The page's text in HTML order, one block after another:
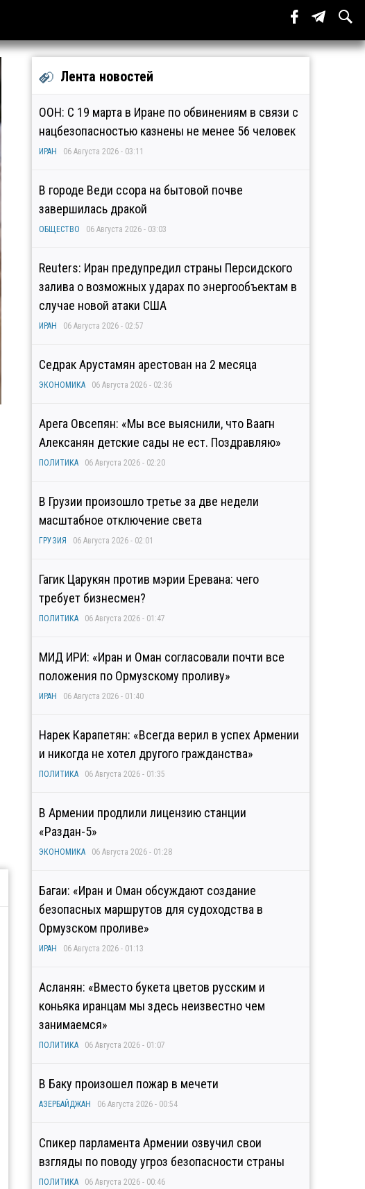
Лента новостей
ООН: С 19 марта в Иране по обвинениям в связи с
нацбезопасностью казнены не менее 56 человек
ИРАН 06 Августа 2026 - 03:11
В городе Веди ссора на бытовой почве
завершилась дракой
ОБЩЕСТВО 06 Августа 2026 - 03:03
Reuters: Иран предупредил страны Персидского
залива о возможных ударах по энергообъектам в
случае новой атаки США
ИРАН 06 Августа 2026 - 02:57
Седрак Арустамян арестован на 2 месяца
ЭКОНОМИКА 06 Августа 2026 - 02:36
Арега Овсепян: «Мы все выяснили, что Ваагн
Алексанян детские сады не ест. Поздравляю»
ПОЛИТИКА 06 Августа 2026 - 02:20
В Грузии произошло третье за две недели
масштабное отключение света
ГРУЗИЯ 06 Августа 2026 - 02:01
Гагик Царукян против мэрии Еревана: чего
требует бизнесмен?
ПОЛИТИКА 06 Августа 2026 - 01:47
МИД ИРИ: «Иран и Оман согласовали почти все
положения по Ормузскому проливу»
ИРАН 06 Августа 2026 - 01:40
Нарек Карапетян: «Всегда верил в успех Армении
и никогда не хотел другого гражданства»
ПОЛИТИКА 06 Августа 2026 - 01:35
В Армении продлили лицензию станции
«Раздан-5»
ЭКОНОМИКА 06 Августа 2026 - 01:28
Багаи: «Иран и Оман обсуждают создание
безопасных маршрутов для судоходства в
Ормузском проливе»
ИРАН 06 Августа 2026 - 01:13
Асланян: «Вместо букета цветов русским и
коньяка иранцам мы здесь неизвестно чем
занимаемся»
ПОЛИТИКА 06 Августа 2026 - 01:07
В Баку произошел пожар в мечети
АЗЕРБАЙДЖАН 06 Августа 2026 - 00:54
Спикер парламента Армении озвучил свои
взгляды по поводу угроз безопасности страны
ПОЛИТИКА 06 Августа 2026 - 00:46